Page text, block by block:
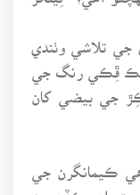
تلاشي وٺندي
هڪ ڦِڪي رنگ جي
جي بيضي کان
ڪيمانگرن جي
اهو ڪڏهن به